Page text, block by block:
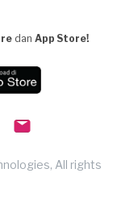
dan App Store!
All rights